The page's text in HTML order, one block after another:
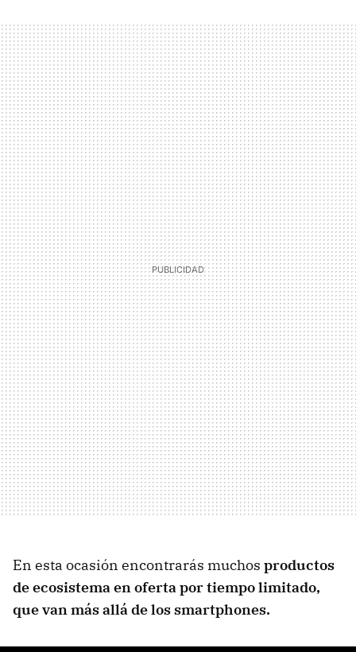
En esta ocasión encontrarás muchos productos
de ecosistema en oferta por tiempo limitado,
que van más allá de los smartphones.